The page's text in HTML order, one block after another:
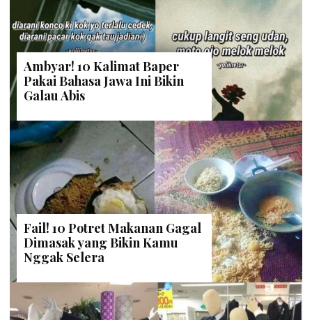
Ambyar! 10 Kalimat Baper
Pakai Bahasa Jawa Ini Bikin
Galau Abis
Fail! 10 Potret Makanan Gagal
Dimasak yang Bikin Kamu
Nggak Selera